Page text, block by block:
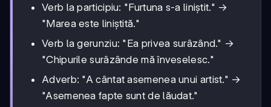
Verb la participiu: "Furtuna s-a liniștit." →
"Marea este liniștită."
Verb la gerunziu: "Ea privea surâzând." →
"Chipurile surâzânde mă înveselesc."
Adverb: "A cântat asemenea unui artist." →
"Asemenea fapte sunt de lăudat."